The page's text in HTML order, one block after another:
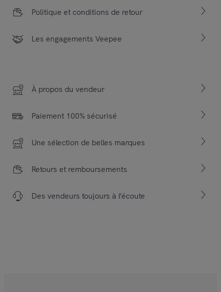
Politique et conditions de retour
Les engagements Veepee
À propos du vendeur
Paiement 100% sécurisé
Une sélection de belles marques
Retours et remboursements
Des vendeurs toujours à l’écoute